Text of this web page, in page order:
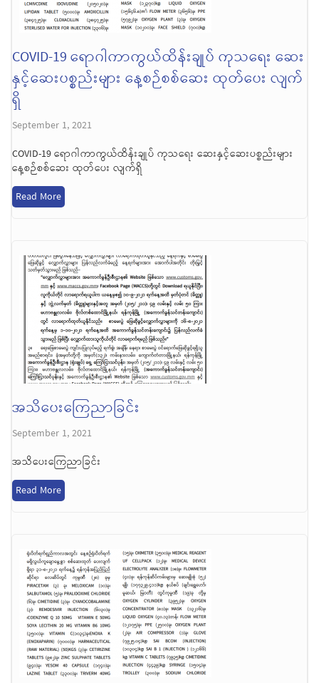
COVID-19 ရောဂါကာကွယ်ထိန်းချုပ် ကုသရေး ဆေး
နှင့်ဆေးပစ္စည်းများ နေ့စဉ်စစ်ဆေး ထုတ်ပေး လျက်
ရှိ
September 1, 2021
COVID-19 ရောဂါကာကွယ်ထိန်းချုပ် ကုသရေး ဆေးနှင့်ဆေးပစ္စည်းများ
နေ့စဉ်စစ်ဆေး ထုတ်ပေး လျက်ရှိ
Read More
အသိပေးကြေညာခြင်း
September 1, 2021
အသိပေးကြေညာခြင်း
Read More